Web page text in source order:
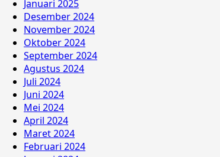
Januari 2025
Desember 2024
November 2024
Oktober 2024
September 2024
Agustus 2024
Juli 2024
Juni 2024
Mei 2024
April 2024
Maret 2024
Februari 2024